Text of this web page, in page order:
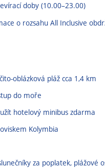
doby (10.00–23.00)
o rozsahu All Inclusive
oblázková pláž cca 1,4 km
do moře
hotelový minibus zdarma
Kolymbia
za poplatek, plážové